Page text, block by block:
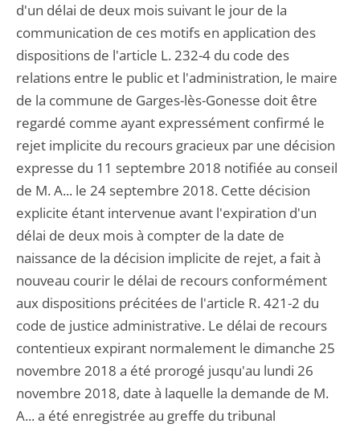
d'un délai de deux mois suivant le jour de la
communication de ces motifs en application des
dispositions de l'article L. 232-4 du code des
relations entre le public et l'administration, le maire
de la commune de Garges-lès-Gonesse doit être
regardé comme ayant expressément confirmé le
rejet implicite du recours gracieux par une décision
expresse du 11 septembre 2018 notifiée au conseil
de M. A... le 24 septembre 2018. Cette décision
explicite étant intervenue avant l'expiration d'un
délai de deux mois à compter de la date de
naissance de la décision implicite de rejet, a fait à
nouveau courir le délai de recours conformément
aux dispositions précitées de l'article R. 421-2 du
code de justice administrative. Le délai de recours
contentieux expirant normalement le dimanche 25
novembre 2018 a été prorogé jusqu'au lundi 26
novembre 2018, date à laquelle la demande de M.
A... a été enregistrée au greffe du tribunal